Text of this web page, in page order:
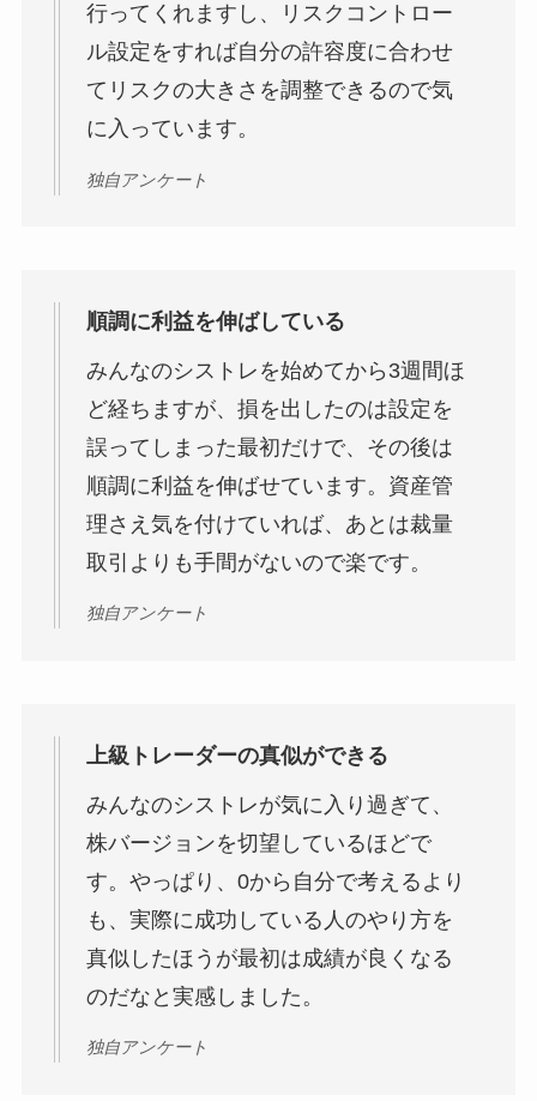
行ってくれますし、リスクコントロー
ル設定をすれば自分の許容度に合わせ
てリスクの大きさを調整できるので気
に入っています。
独自アンケート
順調に利益を伸ばしている
みんなのシストレを始めてから3週間ほ
ど経ちますが、損を出したのは設定を
誤ってしまった最初だけで、その後は
順調に利益を伸ばせています。資産管
理さえ気を付けていれば、あとは裁量
取引よりも手間がないので楽です。
独自アンケート
上級トレーダーの真似ができる
みんなのシストレが気に入り過ぎて、
株バージョンを切望しているほどで
す。やっぱり、0から自分で考えるより
も、実際に成功している人のやり方を
真似したほうが最初は成績が良くなる
のだなと実感しました。
独自アンケート